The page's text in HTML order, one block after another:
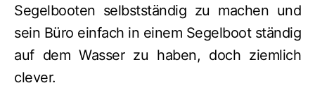
Segelbooten selbstständig zu machen und
sein Büro einfach in einem Segelboot ständig
auf dem Wasser zu haben, doch ziemlich
clever.